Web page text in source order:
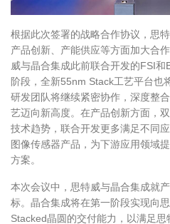
根据此次签署的战略合作协议，思
产品创新、产能供应等方面加大合
威与晶合集成此前联合开发的FSI和
阶段，全新55nm Stack工艺平台也
研发团队将继续紧密协作，深度整
艺迈向新高度。在产品创新方面，
技术趋势，联合开发更多满足不同
图像传感器产品，为下游应用领域
方案。
本次会议中，思特威与晶合集成就
标。晶合集成将在第一阶段实现向
Stacked晶圆的交付能力，以满足